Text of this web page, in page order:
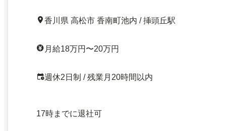
香川県 高松市 香南町池内 / 挿頭丘駅
月給18万円〜20万円
週休2日制 / 残業月20時間以内
17時までに退社可